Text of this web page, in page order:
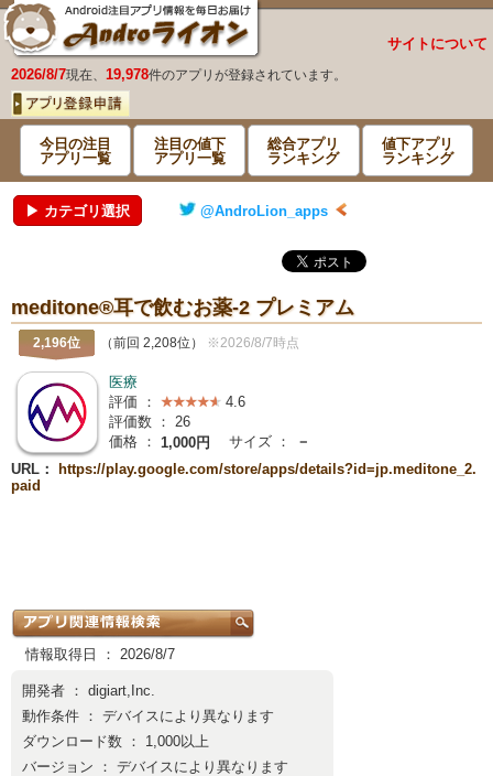
サイトについて
2026/8/7現在、 19,978件のアプリが登録されています。
今日の注目
アプリ一覧
注目の値下
アプリ一覧
総合アプリ
ランキング
値下アプリ
ランキング
▶ カテゴリ選択 @AndroLion_apps
meditone®耳で飲むお薬-2 プレミアム
2,196位 （前回 2,208位） ※2026/8/7時点
医療
評価 ：
4.6
評価数 ： 26
価格 ： 1,000円 サイズ ：
－
URL：
https://play.google.com/store/apps/details?id=jp.meditone_2.
paid
情報取得日 ： 2026/8/7
開発者 ： digiart,Inc.
動作条件 ： デバイスにより異なります
ダウンロード数 ： 1,000以上
バージョン ： デバイスにより異なります